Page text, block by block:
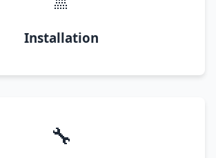
Installation
🔧